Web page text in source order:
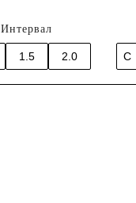
Интервал
1.5 2.0 C